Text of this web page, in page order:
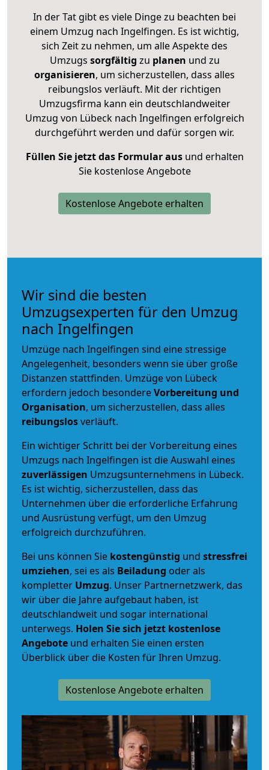
In der Tat gibt es viele Dinge zu beachten bei
einem Umzug nach Ingelfingen. Es ist wichtig,
sich Zeit zu nehmen, um alle Aspekte des
Umzugs sorgfältig zu planen und zu
organisieren, um sicherzustellen, dass alles
reibungslos verläuft. Mit der richtigen
Umzugsfirma kann ein deutschlandweiter
Umzug von Lübeck nach Ingelfingen erfolgreich
durchgeführt werden und dafür sorgen wir.
Füllen Sie jetzt das Formular ausund erhalten
Sie kostenlose Angebote
Kostenlose Angebote erhalten
Wir sind die besten
Umzugsexperten für den Umzug
nach Ingelfingen
Umzüge nach Ingelfingen sind eine stressige
Angelegenheit, besonders wenn sie über große
Distanzen stattfinden. Umzüge von Lübeck
erfordern jedoch besondereVorbereitung und
Organisation, um sicherzustellen, dass alles
reibungslosverläuft.
Ein wichtiger Schritt bei der Vorbereitung eines
Umzugs nach Ingelfingen ist die Auswahl eines
zuverlässigen Umzugsunternehmens in Lübeck.
Es ist wichtig, sicherzustellen, dass das
Unternehmen über die erforderliche Erfahrung
und Ausrüstung verfügt, um den Umzug
erfolgreich durchzuführen.
Bei uns können Sie kostengünstig und stressfrei
umziehen, sei es als Beiladung oder als
kompletter Umzug. Unser Partnernetzwerk, das
wir über die Jahre aufgebaut haben, ist
deutschlandweit und sogar international
unterwegs. Holen Sie sich jetzt kostenlose
Angebote und erhalten Sie einen ersten
Überblick über die Kosten für Ihren Umzug.
Kostenlose Angebote erhalten